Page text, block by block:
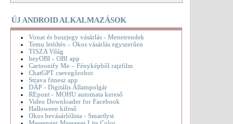
ÚJ ANDROID ALKALMAZÁSOK
Vonat és buszjegy vásárlás - Menetrendek
Temu letöltés – Okos vásárlás egyszerűen
TISZA Világ
heyOBI - OBI app
Cartoonify Me – Fényképből rajzfilm
ChatGPT csevegőrobot
Strava fitnesz app
DÁP - Digitális Állampolgár
REpont - MOHU automata kereső
Video Downloader for Facebook
Halloween kifeső
Okos bevásárlólista - Smartlyst